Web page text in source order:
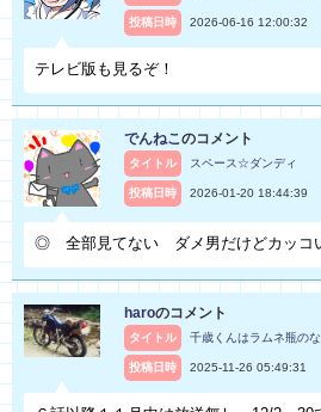
投稿日時 2026-06-16 12:00:32
テレビ版も見るぞ！
でんねこのコメント
タイトル スペース☆ダンディ
投稿日時 2026-01-20 18:44:39
◎ 全部見てない ダメ男だけどカッコ
haroのコメント
タイトル 千歳くんはラムネ瓶の
投稿日時 2025-11-26 05:49:31